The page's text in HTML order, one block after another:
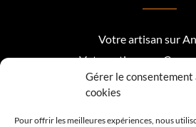
Gérer le consentement
cookies
Pour offrir les meilleures expériences, nous
Votre artisan sur
Votre artisan sur
Votre artisan sur